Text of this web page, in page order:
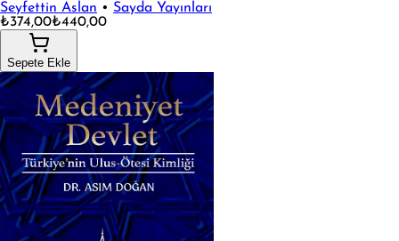
Seyfettin Aslan • Sayda Yayınları
₺374,00₺440,00
Sepete Ekle